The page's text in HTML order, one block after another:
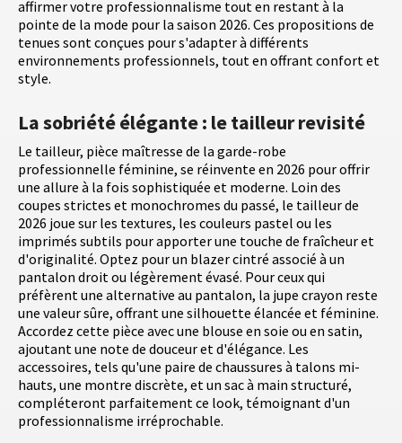
affirmer votre professionnalisme tout en restant à la
pointe de la mode pour la saison 2026. Ces propositions de
tenues sont conçues pour s'adapter à différents
environnements professionnels, tout en offrant confort et
style.
La sobriété élégante : le tailleur revisité
Le tailleur, pièce maîtresse de la garde-robe
professionnelle féminine, se réinvente en 2026 pour offrir
une allure à la fois sophistiquée et moderne. Loin des
coupes strictes et monochromes du passé, le tailleur de
2026 joue sur les textures, les couleurs pastel ou les
imprimés subtils pour apporter une touche de fraîcheur et
d'originalité. Optez pour un blazer cintré associé à un
pantalon droit ou légèrement évasé. Pour ceux qui
préfèrent une alternative au pantalon, la jupe crayon reste
une valeur sûre, offrant une silhouette élancée et féminine.
Accordez cette pièce avec une blouse en soie ou en satin,
ajoutant une note de douceur et d'élégance. Les
accessoires, tels qu'une paire de chaussures à talons mi-
hauts, une montre discrète, et un sac à main structuré,
compléteront parfaitement ce look, témoignant d'un
professionnalisme irréprochable.